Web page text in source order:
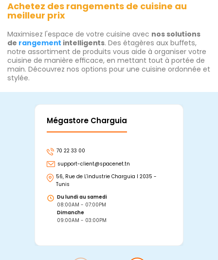
Achetez des rangements de cuisine au
meilleur prix
Maximisez l'espace de votre cuisine avec nos solutions
de rangement intelligents. Des étagères aux buffets,
notre assortiment de produits vous aide à organiser votre
cuisine de manière efficace, en mettant tout à portée de
main. Découvrez nos options pour une cuisine ordonnée et
stylée.
Mégastore Charguia
70 22 33 00
support-client@spacenet.tn
56, Rue de L'industrie Charguia I 2035 -
Tunis
Du lundi au samedi
08:00AM - 07:00PM
Dimanche
09:00AM - 03:00PM